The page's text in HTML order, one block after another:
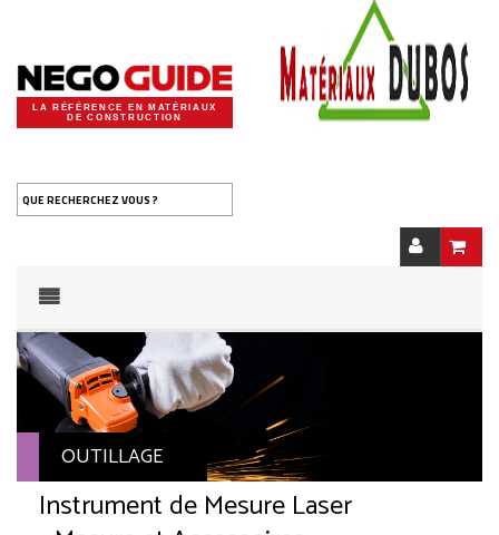
LA RÉFÉRENCE EN MATÉRIAUX
DE CONSTRUCTION
QUE RECHERCHEZ VOUS ?
OUTILLAGE
Instrument de Mesure Laser